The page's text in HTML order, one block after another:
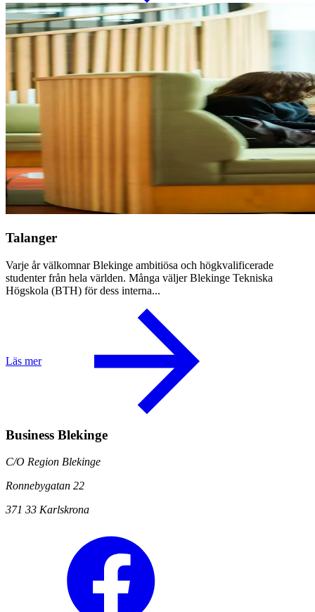
Talanger
Varje år välkomnar Blekinge ambitiösa och högkvalificerade
studenter från hela världen. Många väljer Blekinge Tekniska
Högskola (BTH) för dess interna...
Läs mer
Business Blekinge
C/O Region Blekinge
Ronnebygatan 22
371 33 Karlskrona